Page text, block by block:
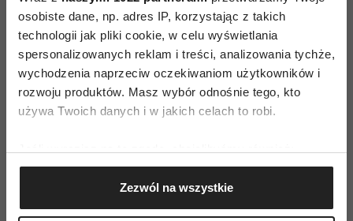
osobiste dane, np. adres IP, korzystając z takich
technologii jak pliki cookie, w celu wyświetlania
spersonalizowanych reklam i treści, analizowania tychże,
wychodzenia naprzeciw oczekiwaniom użytkowników i
rozwoju produktów. Masz wybór odnośnie tego, kto
używa Twoich danych i w jakich celach to robi.
Gromadzić dane dotyczące Twojej lokalizacji
geograficznej z dokładnością nawet do kilku metrów
Identyfikować Twoje urządzenie, aktywnie
Zezwól na wszystkie
To, co jednak musi się zdarzyć, żeby powstała
wzajemna interakcja to spotkanie. Joshua Wolf
Shenk zastanawia się nad siłą tych
„przypadkowych” spotkań, analizując przy tym
sprawiło, że akurat to równanie 1+1 dało tak
naturalny sposób łączy podobne elementy to